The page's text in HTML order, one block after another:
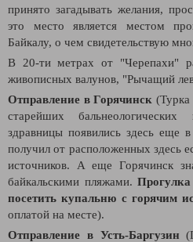
принято загадывать желания,
это место является местом
Байкалу, о чем свидетельствую
В 20-ти метрах от "Черепахи"
живописных валунов, "Рычащий
Отправление в Горячинск (Турка
старейших
здравницы появились здесь еще
получил от расположенных здесь
источников. А еще Горячинск
байкальскими пляжами.
посетить купальню с горячим
оплатой на месте).
Отправление в Усть-Баргузин (